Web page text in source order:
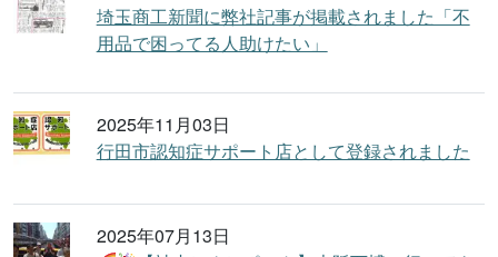
埼玉商工新聞に弊社記事が掲載されました「不
用品で困ってる人助けたい」
2025年11月03日
行田市認知症サポート店として登録されました
2025年07月13日